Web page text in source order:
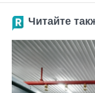
Читайте